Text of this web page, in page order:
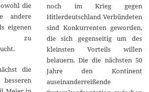
die
andere
eigenen
zu
die
noch im Krieg gegen
Hitlerdeutschland Verbündeten
sind Konkurrenten geworden,
die sich gegenseitig um des
kleinsten Vorteils willen
belauern. Die die nächsten 50
Jahre den Kontinent
auseinanderreißende